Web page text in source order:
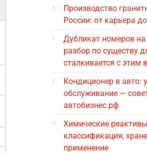
Производство
России: от карьера
Дубликат номеров
разбор по существу
сталкивается с этим
Кондиционер в авто:
обслуживание —
автобизнес.рф
Химические
классификация,
применение